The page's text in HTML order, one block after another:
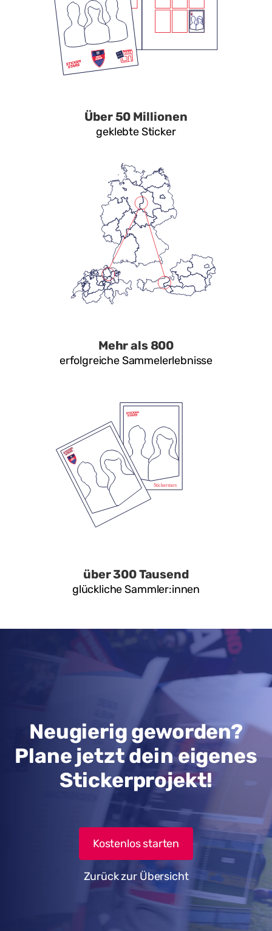
Über 50 Millionen
geklebte Sticker
Mehr als 800
erfolgreiche Sammelerlebnisse
über 300 Tausend
glückliche Sammler:innen
Neugierig geworden?
Plane jetzt dein eigenes
Stickerprojekt!
Kostenlos starten
Zurück zur Übersicht